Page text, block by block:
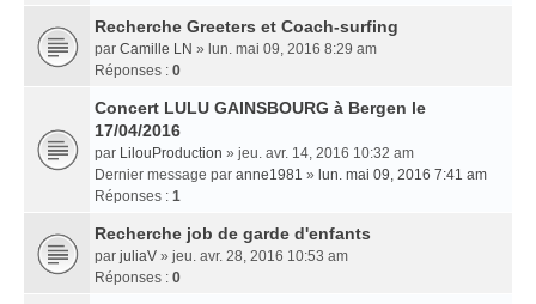
Recherche Greeters et Coach-surfing
par Camille LN » lun. mai 09, 2016 8:29 am
Réponses : 0
Concert LULU GAINSBOURG à Bergen le
17/04/2016
par LilouProduction » jeu. avr. 14, 2016 10:32 am
Dernier message par anne1981 » lun. mai 09, 2016 7:41 am
Réponses : 1
Recherche job de garde d'enfants
par juliaV » jeu. avr. 28, 2016 10:53 am
Réponses : 0